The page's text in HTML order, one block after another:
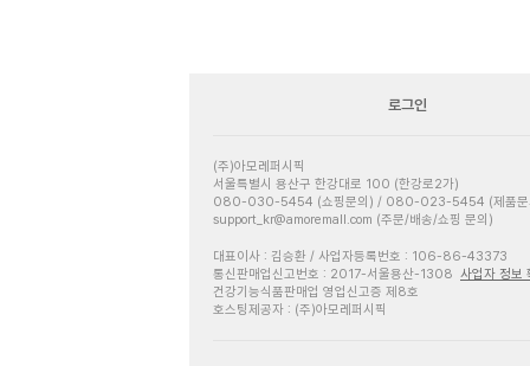
로그인
(주)아모레퍼시픽
서울특별시 용산구 한강대로 100 (한강로2가)
080-030-5454 (쇼핑문의) / 080-023-5454 (제품문
support_kr@amoremall.com (주문/배송/쇼핑 문의)
대표이사 : 김승환 / 사업자등록번호 : 106-86-43373
통신판매업신고번호 : 2017-서울용산-1308 사업자 정보
건강기능식품판매업 영업신고증 제8호
호스팅제공자 : (주)아모레퍼시픽